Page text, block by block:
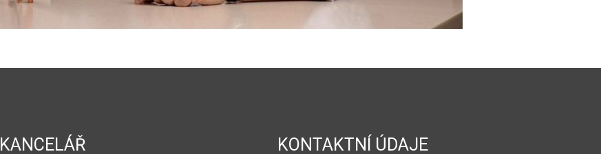
KANCELÁŘ KONTAKTNÍ ÚDAJE